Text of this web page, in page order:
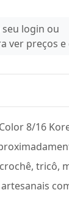
seu login ou
ver preços
8/16
tricô,